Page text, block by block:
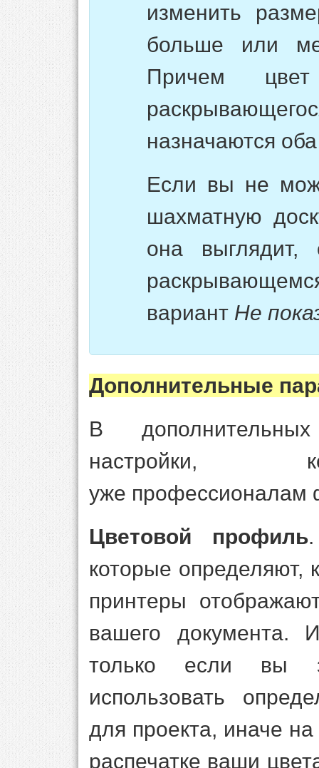
изменить
больше или
Причем
назначаются
Если вы не
шахматную
она
вариант Не
Дополнительные
В
настройки,
уже профессионалам
Цветовой профиль
которые определяют,
принтеры
вашего документа.
только если вы
использовать
для проекта, иначе
распечатке ваши